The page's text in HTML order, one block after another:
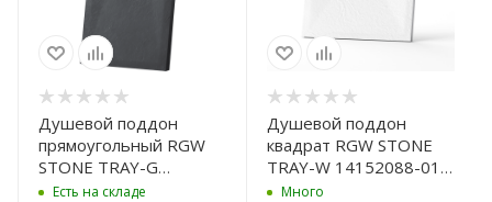
Душевой поддон
прямоугольный RGW
STONE TRAY-G
14152812-02-11
Есть на складе
Душевой поддон
квадрат RGW STONE
TRAY-W 14152088-01-
11 800x800
Много